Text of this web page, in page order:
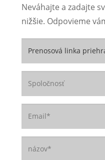
Neváhajte a zadajte
nižšie. Odpovieme